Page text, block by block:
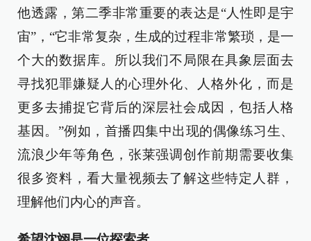
他透露，第二季非常重要的表达是“人性即是宇
宙”，“它非常复杂，生成的过程非常繁琐，是一
个大的数据库。所以我们不局限在具象层面去
寻找犯罪嫌疑人的心理外化、人格外化，而是
更多去捕捉它背后的深层社会成因，包括人格
基因。”例如，首播四集中出现的偶像练习生、
流浪少年等角色，张莱强调创作前期需要收集
很多资料，看大量视频去了解这些特定人群，
理解他们内心的声音。